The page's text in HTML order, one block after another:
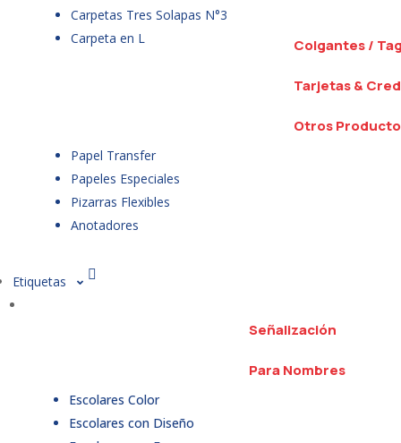
Carpetas Tres Solapas N°3
Carpeta en L
Colgantes /
Tarjetas &
Otros
Papel Transfer
Papeles Especiales
Pizarras Flexibles
Anotadores
Etiquetas
Señalización
Para Nombres
Escolares Color
Escolares con Diseño